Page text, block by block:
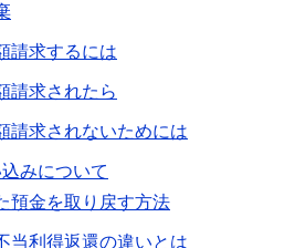
請求するには
請求されたら
請求されないためには
みについて
預金を取り戻す方法
当利得返還の違いとは